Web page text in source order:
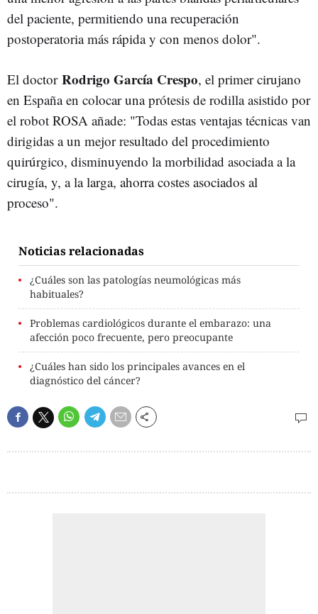
del paciente, permitiendo una recuperación
postoperatoria más rápida y con menos dolor".
El doctor Rodrigo García Crespo, el primer cirujano
en España en colocar una prótesis de rodilla asistido por
el robot ROSA añade: "Todas estas ventajas técnicas van
dirigidas a un mejor resultado del procedimiento
quirúrgico, disminuyendo la morbilidad asociada a la
cirugía, y, a la larga, ahorra costes asociados al
proceso".
Noticias relacionadas
¿Cuáles son las patologías neumológicas más
habituales?
Problemas cardiológicos durante el embarazo: una
afección poco frecuente, pero preocupante
¿Cuáles han sido los principales avances en el
diagnóstico del cáncer?